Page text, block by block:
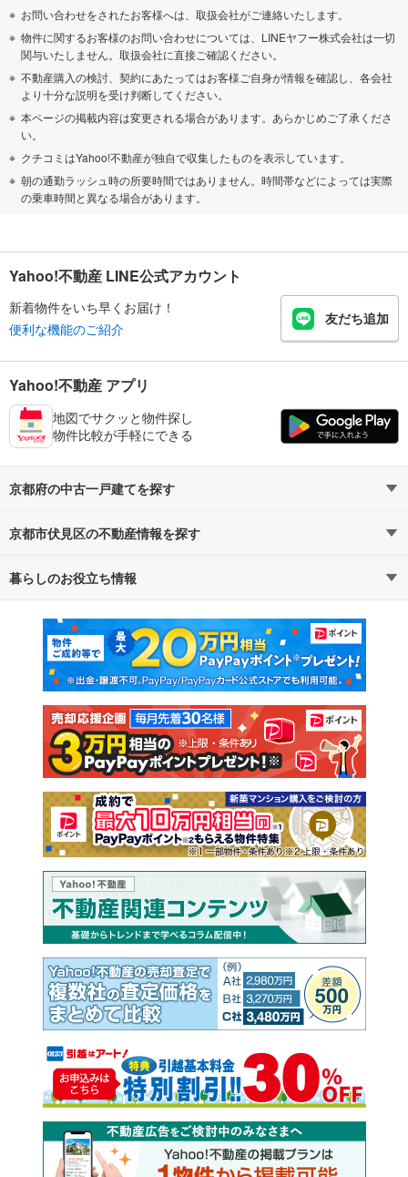
お問い合わせをされたお客様へは、取扱会社がご連絡いたします。
物件に関するお客様のお問い合わせについては、LINEヤフー株式会社は一切
関与いたしません。取扱会社に直接ご確認ください。
不動産購入の検討、契約にあたってはお客様ご自身が情報を確認し、各会社
より十分な説明を受け判断してください。
本ページの掲載内容は変更される場合があります。あらかじめご了承くださ
い。
クチコミはYahoo!不動産が独自で収集したものを表示しています。
朝の通勤ラッシュ時の所要時間ではありません。時間帯などによっては実際
の乗車時間と異なる場合があります。
Yahoo!不動産 LINE公式アカウント
新着物件をいち早くお届け！
便利な機能のご紹介
友だち追加
Yahoo!不動産 アプリ
地図でサクッと物件探し
物件比較が手軽にできる
京都府の中古一戸建てを探す
路線・駅から探す
通勤・通学時間から探す
京都市伏見区の不動産情報を探す
不動産・住宅
新築マンション 中古マンション
新築一戸建て 中古一戸建て
注文住宅 土地
売却査定
暮らしのお役立ち情報
マンションカタログ 教えて！住まいの先生